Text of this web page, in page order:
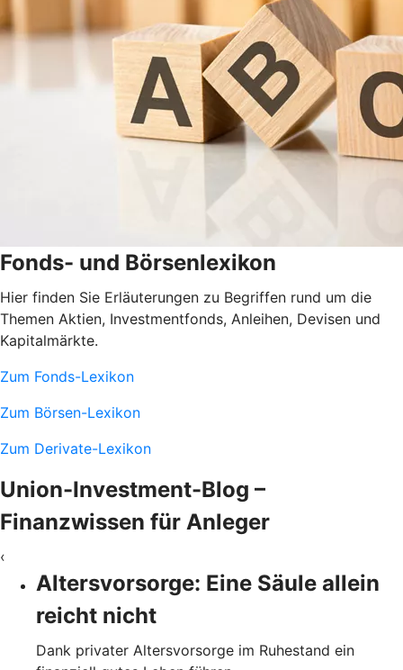
Fonds- und Börsenlexikon
Hier finden Sie Erläuterungen zu Begriffen rund um die
Themen Aktien, Investmentfonds, Anleihen, Devisen und
Kapitalmärkte.
Zum Fonds-Lexikon
Zum Börsen-Lexikon
Zum Derivate-Lexikon
Union-Investment-Blog –
Finanzwissen für Anleger
‹
Altersvorsorge: Eine Säule allein
reicht nicht
Dank privater Altersvorsorge im Ruhestand ein